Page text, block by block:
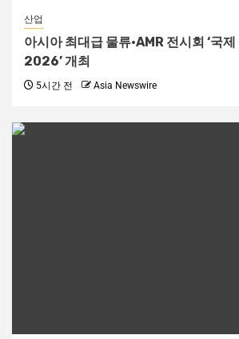
산업
아시아 최대급 물류·AMR 전시회 ‘국
2026’ 개최
5시간 전 Asia Newswire